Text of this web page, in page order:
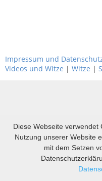
Impressum und
Videos und Witze | Witze |
Diese Webseite verwendet
Nutzung unserer Website
mit dem Setzen